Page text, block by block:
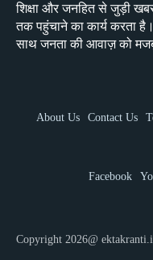
शिक्षा और जनहित से जुड़ी
तक पहुंचाने का कार्य करता
साथ जनता की आवाज़ को
About Us Contact Us
Facebook
Copyright 2026@